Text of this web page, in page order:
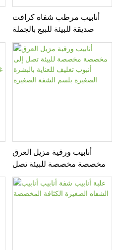
أنابيب مرطب شفاه كرافت
صديقة للبيئة للبيع بالجملة
أنابيب ورقية مزيل العرق
مخصصة مخصصة للبيئة تصل
إلى أنبوب تغليف للعناية
بالبشرة الصغيرة بلسم الشفة